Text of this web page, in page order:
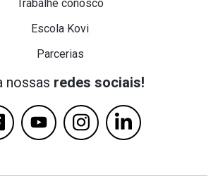
Trabalhe conosco
Escola Kovi
Parcerias
nossas redes sociais!